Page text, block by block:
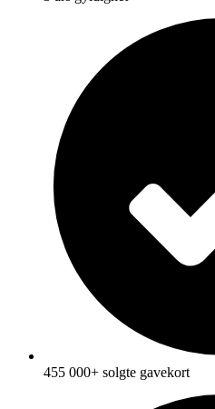
455 000+ solgte gavekort